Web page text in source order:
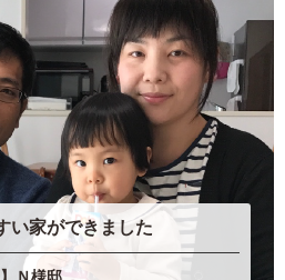
い家ができました
Ｎ様邸